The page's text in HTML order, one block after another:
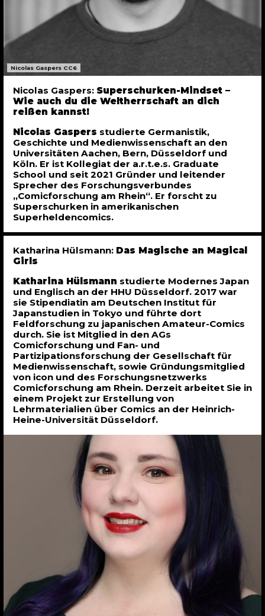
Nicolas Gaspers CC6
Nicolas Gaspers: Superschurken-Mindset –
Wie auch du die Weltherrschaft an dich
reißen kannst!
Nicolas Gaspers studierte Germanistik,
Geschichte und Medienwissenschaft an den
Universitäten Aachen, Bern, Düsseldorf und
Köln. Er ist Kollegiat der a.r.t.e.s. Graduate
School und seit 2021 Gründer und leitender
Sprecher des Forschungsverbundes
„Comicforschung am Rhein“. Er forscht zu
Superschurken in amerikanischen
Superheldencomics.
Katharina Hülsmann: Das Magische an Magical
Girls
Katharina Hülsmann studierte Modernes Japan
und Englisch an der HHU Düsseldorf. 2017 war
sie Stipendiatin am Deutschen Institut für
Japanstudien in Tokyo und führte dort
Feldforschung zu japanischen Amateur-Comics
durch. Sie ist Mitglied in den AGs
Comicforschung und Fan- und
Partizipationsforschung der Gesellschaft für
Medienwissenschaft, sowie Gründungsmitglied
von icon und des Forschungsnetzwerks
Comicforschung am Rhein. Derzeit arbeitet Sie in
einem Projekt zur Erstellung von
Lehrmaterialien über Comics an der Heinrich-
Heine-Universität Düsseldorf.